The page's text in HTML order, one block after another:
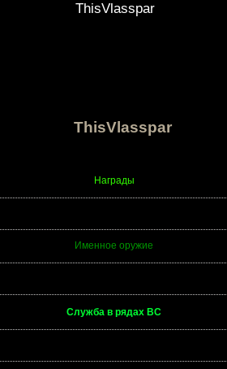
ThisVlasspar
ThisVlasspar
Награды
Именное оружие
Служба в рядах ВС